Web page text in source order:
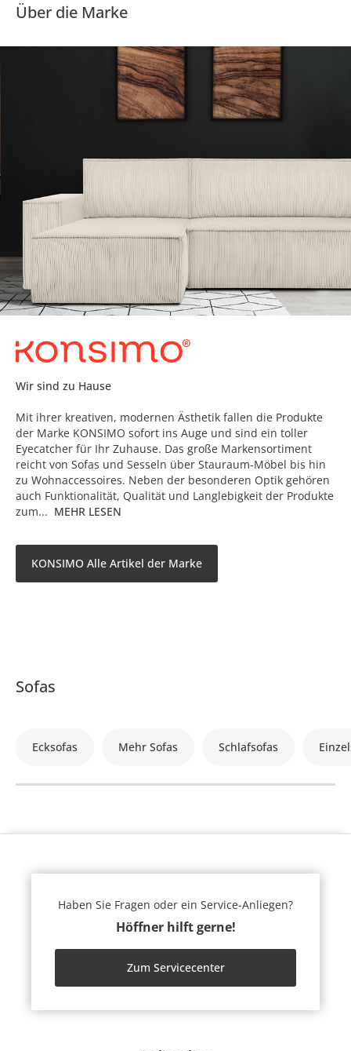
Über die Marke
Wir sind zu Hause
Mit ihrer kreativen, modernen Ästhetik fallen die Produkte
der Marke KONSIMO sofort ins Auge und sind ein toller
Eyecatcher für Ihr Zuhause. Das große Markensortiment
reicht von Sofas und Sesseln über Stauraum-Möbel bis hin
zu Wohnaccessoires. Neben der besonderen Optik gehören
auch Funktionalität, Qualität und Langlebigkeit der Produkte
zum... MEHR LESEN
KONSIMO Alle Artikel der Marke
Sofas
Ecksofas Mehr Sofas Schlafsofas
Haben Sie Fragen oder ein Service-Anliegen?
Höffner hilft gerne!
Zum Servicecenter